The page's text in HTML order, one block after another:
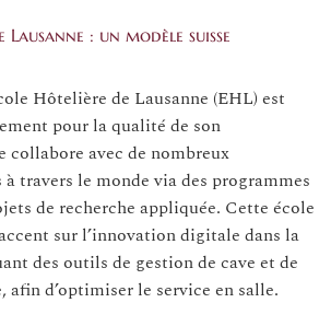
: un modèle suisse
Hôtelière de Lausanne (EHL) est
pour la qualité de son
collabore avec de nombreux
travers le monde via des programmes
de recherche appliquée. Cette école
sur l’innovation digitale dans la
des outils de gestion de cave et de
d’optimiser le service en salle.